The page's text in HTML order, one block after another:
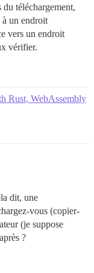
du téléchargement,
à un endroit
vers un endroit
vérifier.
Rust, WebAssembly
dit, une
vous (copier-
(je suppose
?